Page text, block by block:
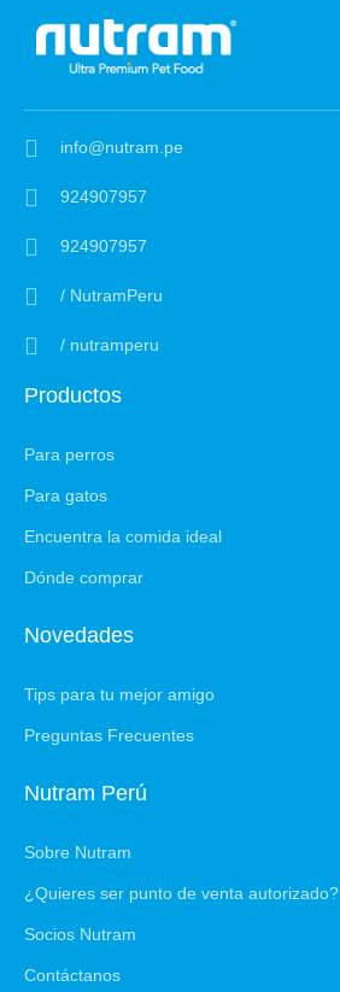
info@nutram.pe
924907957
924907957
/ NutramPeru
/ nutramperu
Productos
Para perros
Para gatos
Encuentra la comida ideal
Dónde comprar
Novedades
Tips para tu mejor amigo
Preguntas Frecuentes
Nutram Perú
Sobre Nutram
¿Quieres ser punto de venta autorizado?
Socios Nutram
Contáctanos